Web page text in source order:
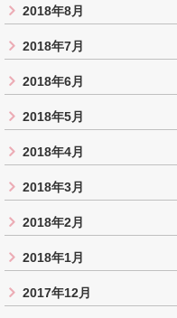
2018年8月
2018年7月
2018年6月
2018年5月
2018年4月
2018年3月
2018年2月
2018年1月
2017年12月